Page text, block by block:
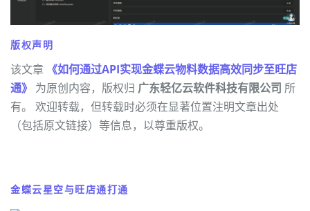
版权声明
该文章 《如何通过API实现金蝶云物料数据高效同步至旺店
通》 为原创内容，版权归 广东轻亿云软件科技有限公司 所
有。 欢迎转载，但转载时必须在显著位置注明文章出处
（包括原文链接）等信息，以尊重版权。
金蝶云星空与旺店通打通